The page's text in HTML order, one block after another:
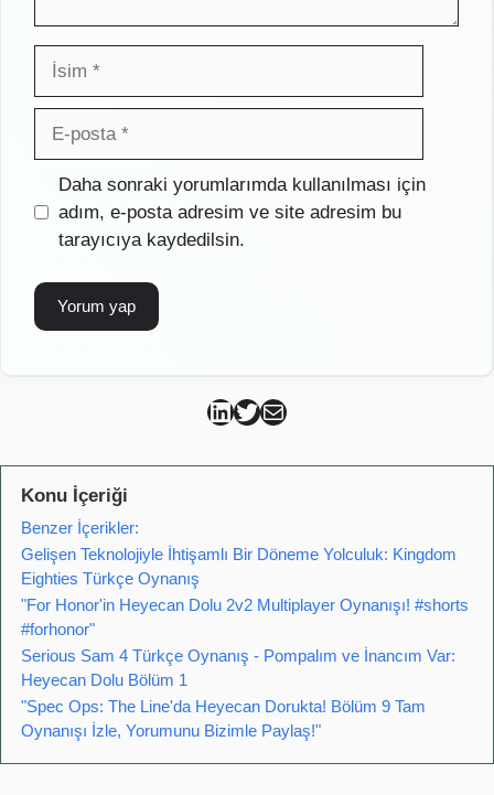
İsim
posta
İnternet
sitesi
Daha sonraki yorumlarımda kullanılması için
adım, e-posta adresim ve site adresim bu
tarayıcıya kaydedilsin.
Can Kütahya Linkedin
Can Kütahya Twitter
Can Kütahya Mail
Konu İçeriği
Benzer İçerikler:
Gelişen Teknolojiyle İhtişamlı Bir Döneme Yolculuk: Kingdom
Eighties Türkçe Oynanış
"For Honor'in Heyecan Dolu 2v2 Multiplayer Oynanışı! #shorts
#forhonor"
Serious Sam 4 Türkçe Oynanış - Pompalım ve İnancım Var:
Heyecan Dolu Bölüm 1
"Spec Ops: The Line'da Heyecan Dorukta! Bölüm 9 Tam
Oynanışı İzle, Yorumunu Bizimle Paylaş!"